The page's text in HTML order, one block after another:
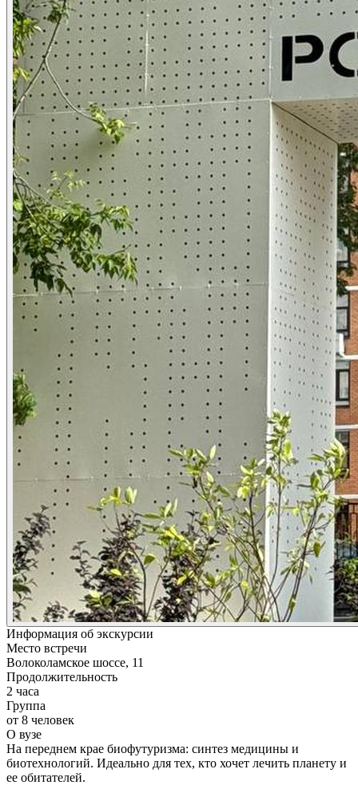
Информация об экскурсии
Место встречи
Волоколамское шоссе, 11
Продолжительность
2 часа
Группа
от 8 человек
О вузе
На переднем крае биофутуризма: синтез медицины и
биотехнологий. Идеально для тех, кто хочет лечить планету и
ее обитателей.